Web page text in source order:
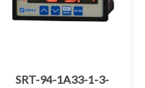
SRT-94-1A33-1-3-